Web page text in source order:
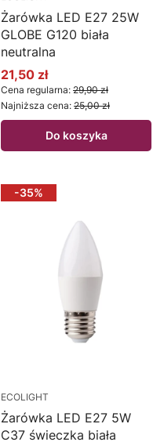
Żarówka LED E27 25W
GLOBE G120 biała
neutralna
Cena promocyjna
21,50 zł
Cena regularna: 29,90 zł
Najniższa cena: 25,00 zł
Do koszyka
-35%
ECOLIGHT
Żarówka LED E27 5W
C37 świeczka biała